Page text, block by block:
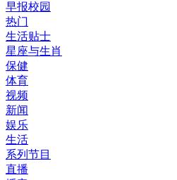
早报校园
热门
生活贴士
星座与生肖
保健
体育
视频
新闻
娱乐
生活
系列节目
直播